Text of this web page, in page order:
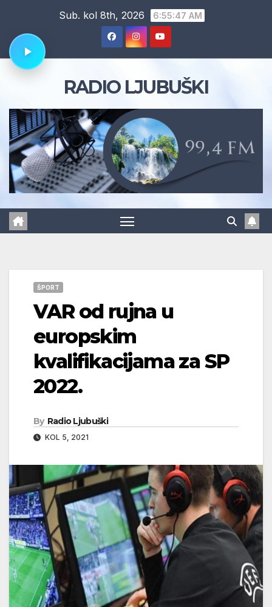
content
Sub. kol 8th, 2026 6:55:48 AM
RADIO LJUBUŠKI
ŠPORT
VAR od rujna u
europskim
kvalifikacijama za SP
2022.
By Radio Ljubuški
KOL 5, 2021